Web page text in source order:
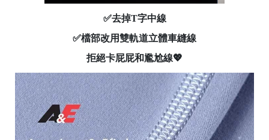
✅去掉T字中線
✅檔部改用雙軌道立體車縫線
拒絕卡屁屁和尷尬線💖